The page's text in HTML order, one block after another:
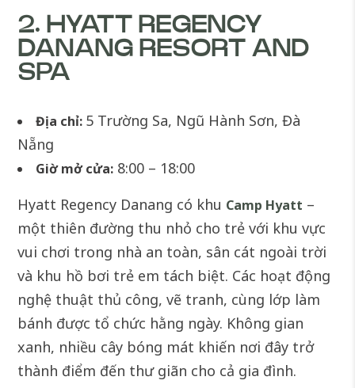
2. HYATT REGENCY
DANANG RESORT AND
SPA
Địa chỉ: 5 Trường Sa, Ngũ Hành Sơn, Đà
Nẵng
Giờ mở cửa: 8:00 – 18:00
Hyatt Regency Danang có khu Camp Hyatt –
một thiên đường thu nhỏ cho trẻ với khu vực
vui chơi trong nhà an toàn, sân cát ngoài trời
và khu hồ bơi trẻ em tách biệt. Các hoạt động
nghệ thuật thủ công, vẽ tranh, cùng lớp làm
bánh được tổ chức hằng ngày. Không gian
xanh, nhiều cây bóng mát khiến nơi đây trở
thành điểm đến thư giãn cho cả gia đình.